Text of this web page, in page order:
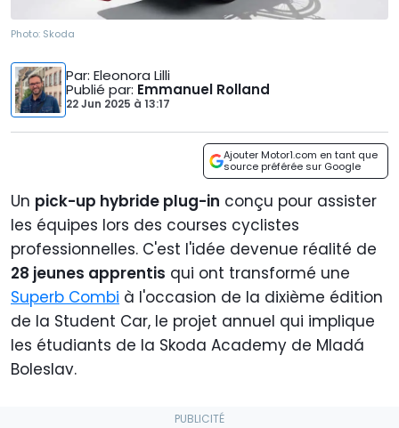
Photo: Skoda
Par: Eleonora Lilli
Publié par: Emmanuel Rolland
22 Jun 2025 à 13:17
Ajouter Motor1.com en tant que
source préférée sur Google
Un pick-up hybride plug-in conçu pour assister
les équipes lors des courses cyclistes
professionnelles. C'est l'idée devenue réalité de
28 jeunes apprentis qui ont transformé une
Superb Combi à l'occasion de la dixième édition
de la Student Car, le projet annuel qui implique
les étudiants de la Skoda Academy de Mladá
Boleslav.